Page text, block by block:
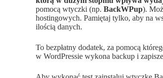
pomocą wtyczki (np. BackWPup).
hostingowych. Pamiętaj tylko, aby na
ilością danych.
To bezpłatny dodatek, za pomocą
w WordPressie wykona backup i